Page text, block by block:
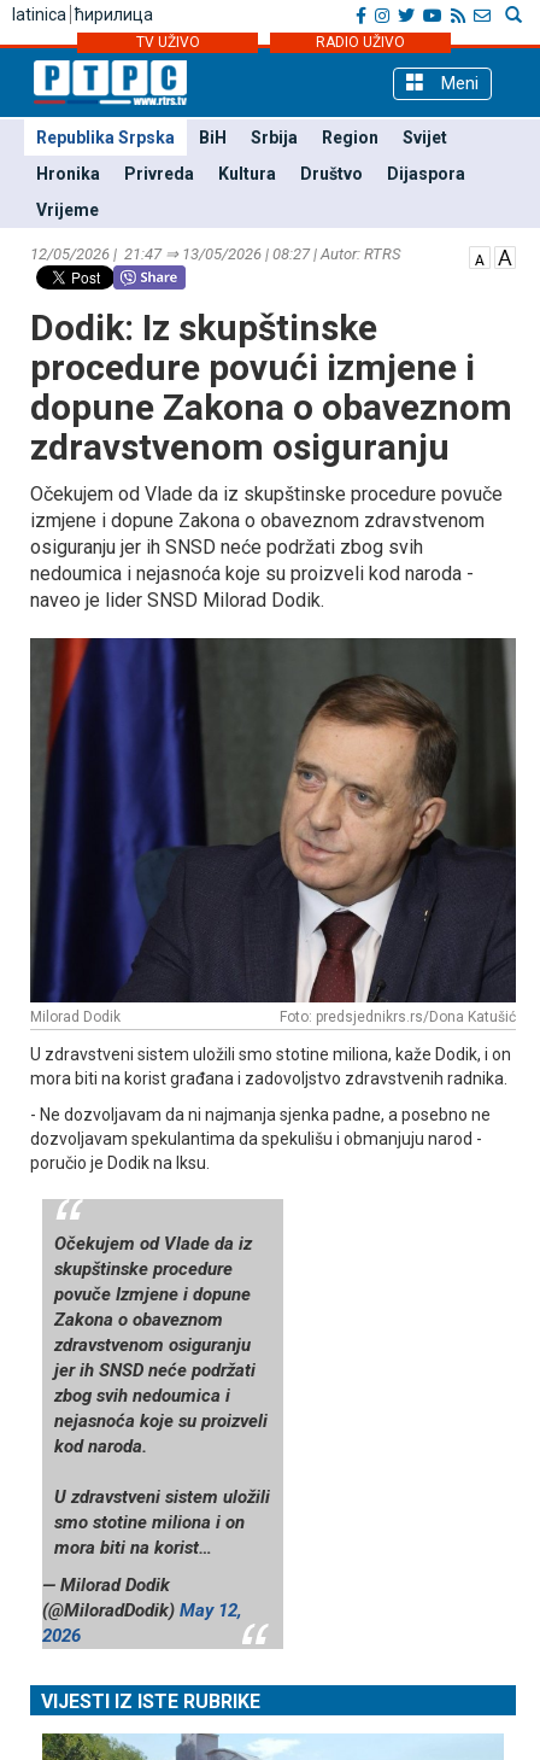
latinica ћирилица
TV UŽIVO RADIO UŽIVO
Meni
Republika Srpska BiH Srbija Region
Svijet
Hronika
Privreda Kultura Društvo
Dijaspora
Vrijeme
12/05/2026 | 21:47 ⇒ 13/05/2026 | 08:27 | Autor: RTRS
Dodik: Iz skupštinske
procedure povući izmjene i
dopune Zakona o obaveznom
zdravstvenom osiguranju
Očekujem od Vlade da iz skupštinske procedure povuče
izmjene i dopune Zakona o obaveznom zdravstvenom
osiguranju jer ih SNSD neće podržati zbog svih
nedoumica i nejasnoća koje su proizveli kod naroda -
naveo je lider SNSD Milorad Dodik.
Milorad Dodik Foto: predsjednikrs.rs/Dona Katušić
U zdravstveni sistem uložili smo stotine miliona, kaže Dodik, i on
mora biti na korist građana i zadovoljstvo zdravstvenih radnika.
- Ne dozvoljavam da ni najmanja sjenka padne, a posebno ne
dozvoljavam spekulantima da spekulišu i obmanjuju narod -
poručio je Dodik na Iksu.
Očekujem od Vlade da iz
skupštinske procedure
povuče Izmjene i dopune
Zakona o obaveznom
zdravstvenom osiguranju
jer ih SNSD neće podržati
zbog svih nedoumica i
nejasnoća koje su proizveli
kod naroda.
U zdravstveni sistem uložili
smo stotine miliona i on
mora biti na korist…
— Milorad Dodik
(@MiloradDodik) May 12,
2026
VIJESTI IZ ISTE RUBRIKE